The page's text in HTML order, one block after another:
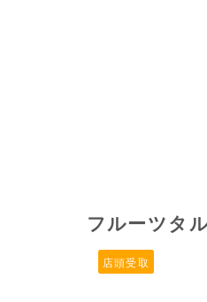
フルーツタ
店頭受取